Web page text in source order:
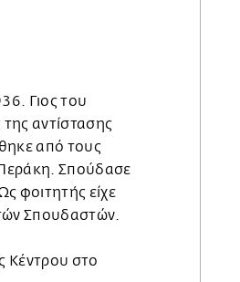
Γιος του
αντίστασης
από τους
Σπούδασε
φοιτητής είχε
Σπουδαστών.
Κέντρου στο